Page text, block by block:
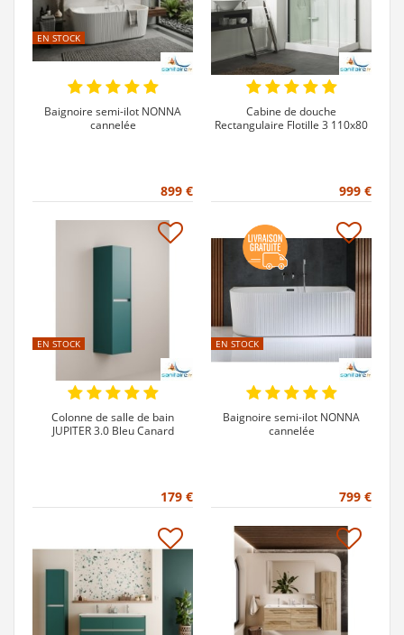
EN STOCK
Baignoire semi-ilot NONNA
cannelée
899 €
Cabine de douche
Rectangulaire Flotille 3 110x80
999 €
EN STOCK
Colonne de salle de bain
JUPITER 3.0 Bleu Canard
179 €
EN STOCK
Baignoire semi-ilot NONNA
cannelée
799 €